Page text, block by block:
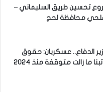
تحسين طريق السليماني –
محافظة لحج
الدفاع.. عسكريان: حقوق
ما زالت متوقفة منذ 2024